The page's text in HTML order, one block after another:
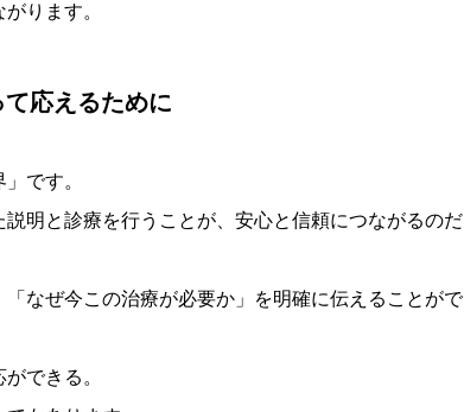
ります。
応えるために
です。
明と診療を行うことが、安心と信頼につながるのだ
なぜ今この治療が必要か」を明確に伝えることがで
できる。